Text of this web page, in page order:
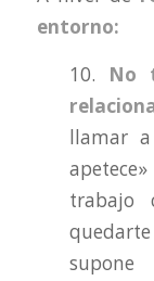
entorno:
10. No
llamar
trabajo
supone